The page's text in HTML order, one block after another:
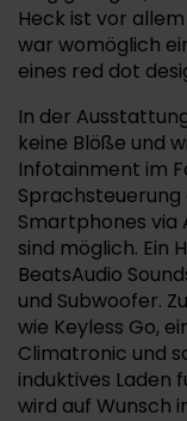
Heck ist vor
war womöglich
eines red dot
In der
keine Blöße und
Infotainment im
Sprachsteuerung
Smartphones via
sind möglich. Ein
BeatsAudio
und Subwoofer.
wie Keyless Go,
Climatronic und
induktives Laden
wird auf Wunsch